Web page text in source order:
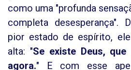
como uma "profunda
completa desesperança".
pior estado de espírito,
alta: "Se existe Deus,
agora." E com esse